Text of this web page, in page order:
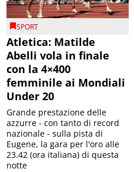
SPORT
Atletica: Matilde
Abelli vola in finale
con la 4×400
femminile ai Mondiali
Under 20
Grande prestazione delle
azzurre - con tanto di record
nazionale - sulla pista di
Eugene, la gara per l'oro alle
23.42 (ora italiana) di questa
notte